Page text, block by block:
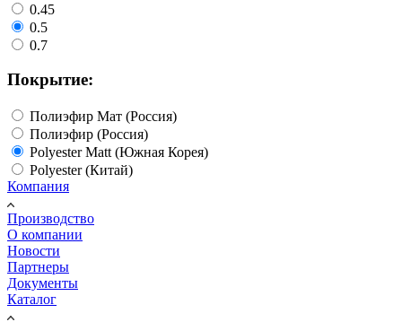
0.45
0.5
0.7
Покрытие:
Полиэфир Мат (Россия)
Полиэфир (Россия)
Polyester Matt (Южная Корея)
Polyester (Китай)
Компания
Производство
О компании
Новости
Партнеры
Документы
Каталог